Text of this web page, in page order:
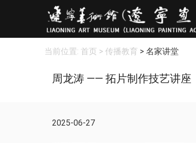
当前位置: 首页 > 传播教育 > 名家讲堂
周龙涛 —— 拓片制作技艺讲座
2025-06-27